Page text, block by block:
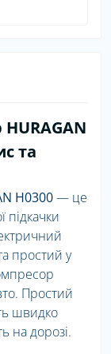
та
H0300— це
підкачки
простий у
Простий
швидко
на дорозі.